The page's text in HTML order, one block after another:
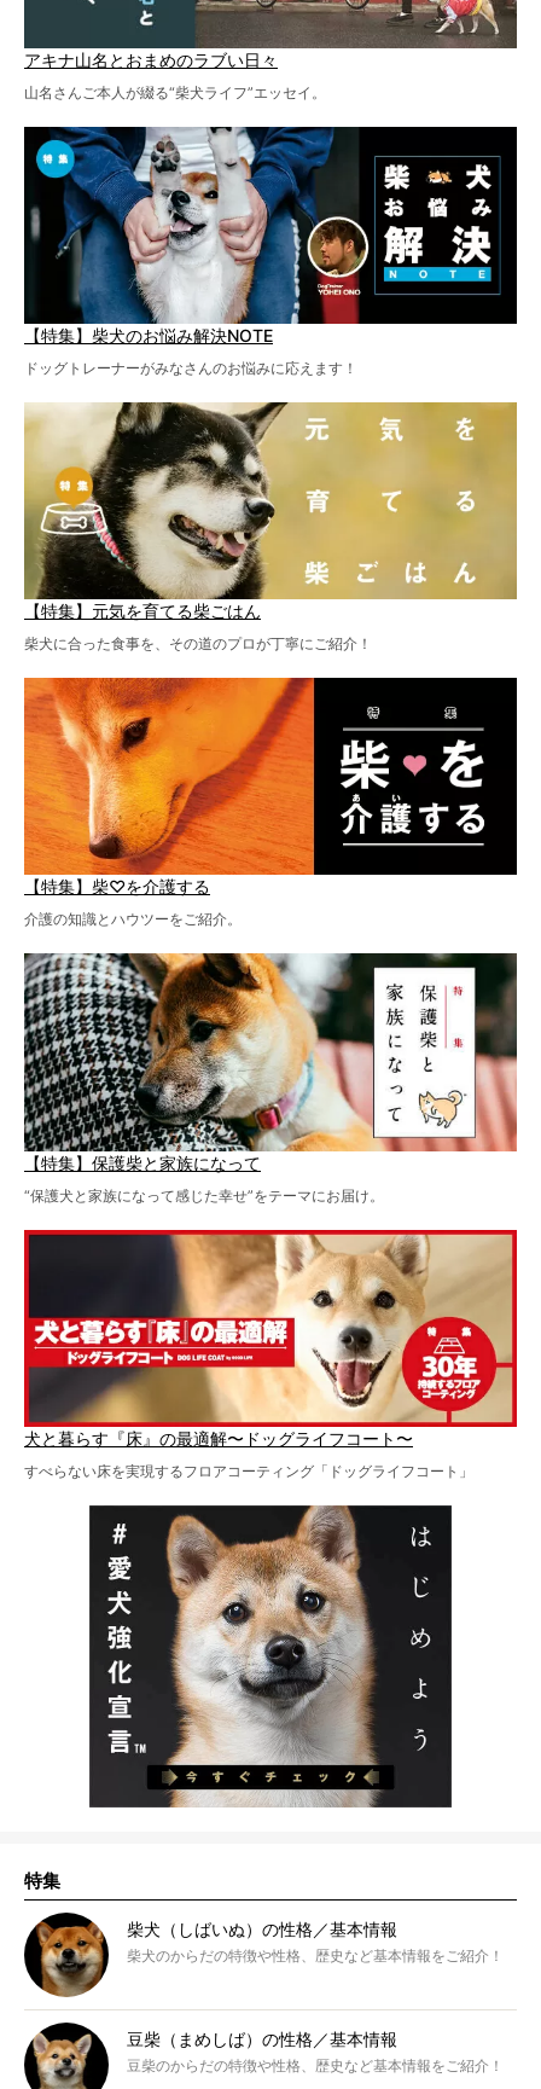
アキナ山名とおまめのラブい日々
山名さんご本人が綴る“柴犬ライフ”エッセイ。
【特集】柴犬のお悩み解決NOTE
ドッグトレーナーがみなさんのお悩みに応えます！
【特集】元気を育てる柴ごはん
柴犬に合った食事を、その道のプロが丁寧にご紹介！
【特集】柴♡を介護する
介護の知識とハウツーをご紹介。
【特集】保護柴と家族になって
“保護犬と家族になって感じた幸せ”をテーマにお届け。
犬と暮らす『床』の最適解〜ドッグライフコート〜
すべらない床を実現するフロアコーティング「ドッグライフコート」
特集
柴犬（しばいぬ）の性格／基本情報
柴犬のからだの特徴や性格、歴史など基本情報をご紹介！
豆柴（まめしば）の性格／基本情報
豆柴のからだの特徴や性格、歴史など基本情報をご紹介！